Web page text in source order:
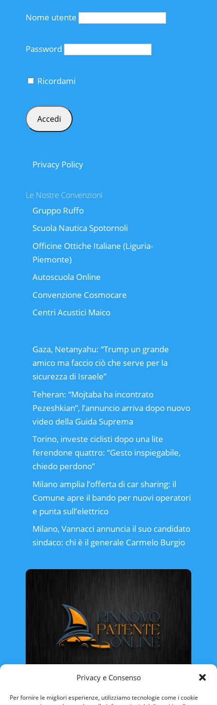
Privacy e Consenso
Per fornire le migliori esperienze, utilizziamo tecnologie come i cookie
Nome utente
Password
Ricordami
Privacy Policy
Le Nostre Convenzioni
Gruppo Ruffo
Scuola Nautica Spotornoli
Officine Ottiche Italiane (Liguria-
Piemonte)
Autoscuola Online
Convenzione Cosmocare
Centri Acustici Maico
Gaza, Netanyahu: “Trump un grande
amico ma faccio ciò che serve per la
sicurezza di Israele”
Teheran: “Mojtaba ha incontrato
Pezeshkian”, l’annuncio arriva dopo nuovo
video della Guida Suprema
Torino, investe ciclisti dopo una lite
ferendone quattro: “Gesto inspiegabile,
chiedo perdono”
Milano amplia l’offerta di car sharing: il
Comune apre il bando per nuovi operatori
e punta sull’elettrico
Milano, Vannacci annuncia il suo candidato
sindaco: chi è il generale Carmelo Burgio